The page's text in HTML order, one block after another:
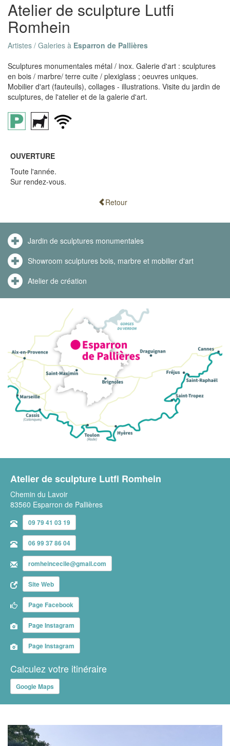
Atelier de sculpture Lutfi
Romhein
Artistes / Galeries à Esparron de Pallières
Sculptures monumentales métal / inox. Galerie d'art : sculptures
en bois / marbre/ terre cuite / plexiglass ; oeuvres uniques.
Mobilier d'art (fauteuils), collages - illustrations. Visite du jardin de
sculptures, de l'atelier et de la galerie d'art.
OUVERTURE
Toute l'année.
Sur rendez-vous.
Retour
Jardin de sculptures monumentales
Showroom sculptures bois, marbre et mobilier d'art
Atelier de création
Atelier de sculpture Lutfi Romhein
Chemin du Lavoir
83560 Esparron de Pallières
09 79 41 03 19
06 99 37 86 04
romheincecile@gmail.com
Site Web
Page Facebook
Page Instagram
Page Instagram
Calculez votre itinéraire
Google Maps